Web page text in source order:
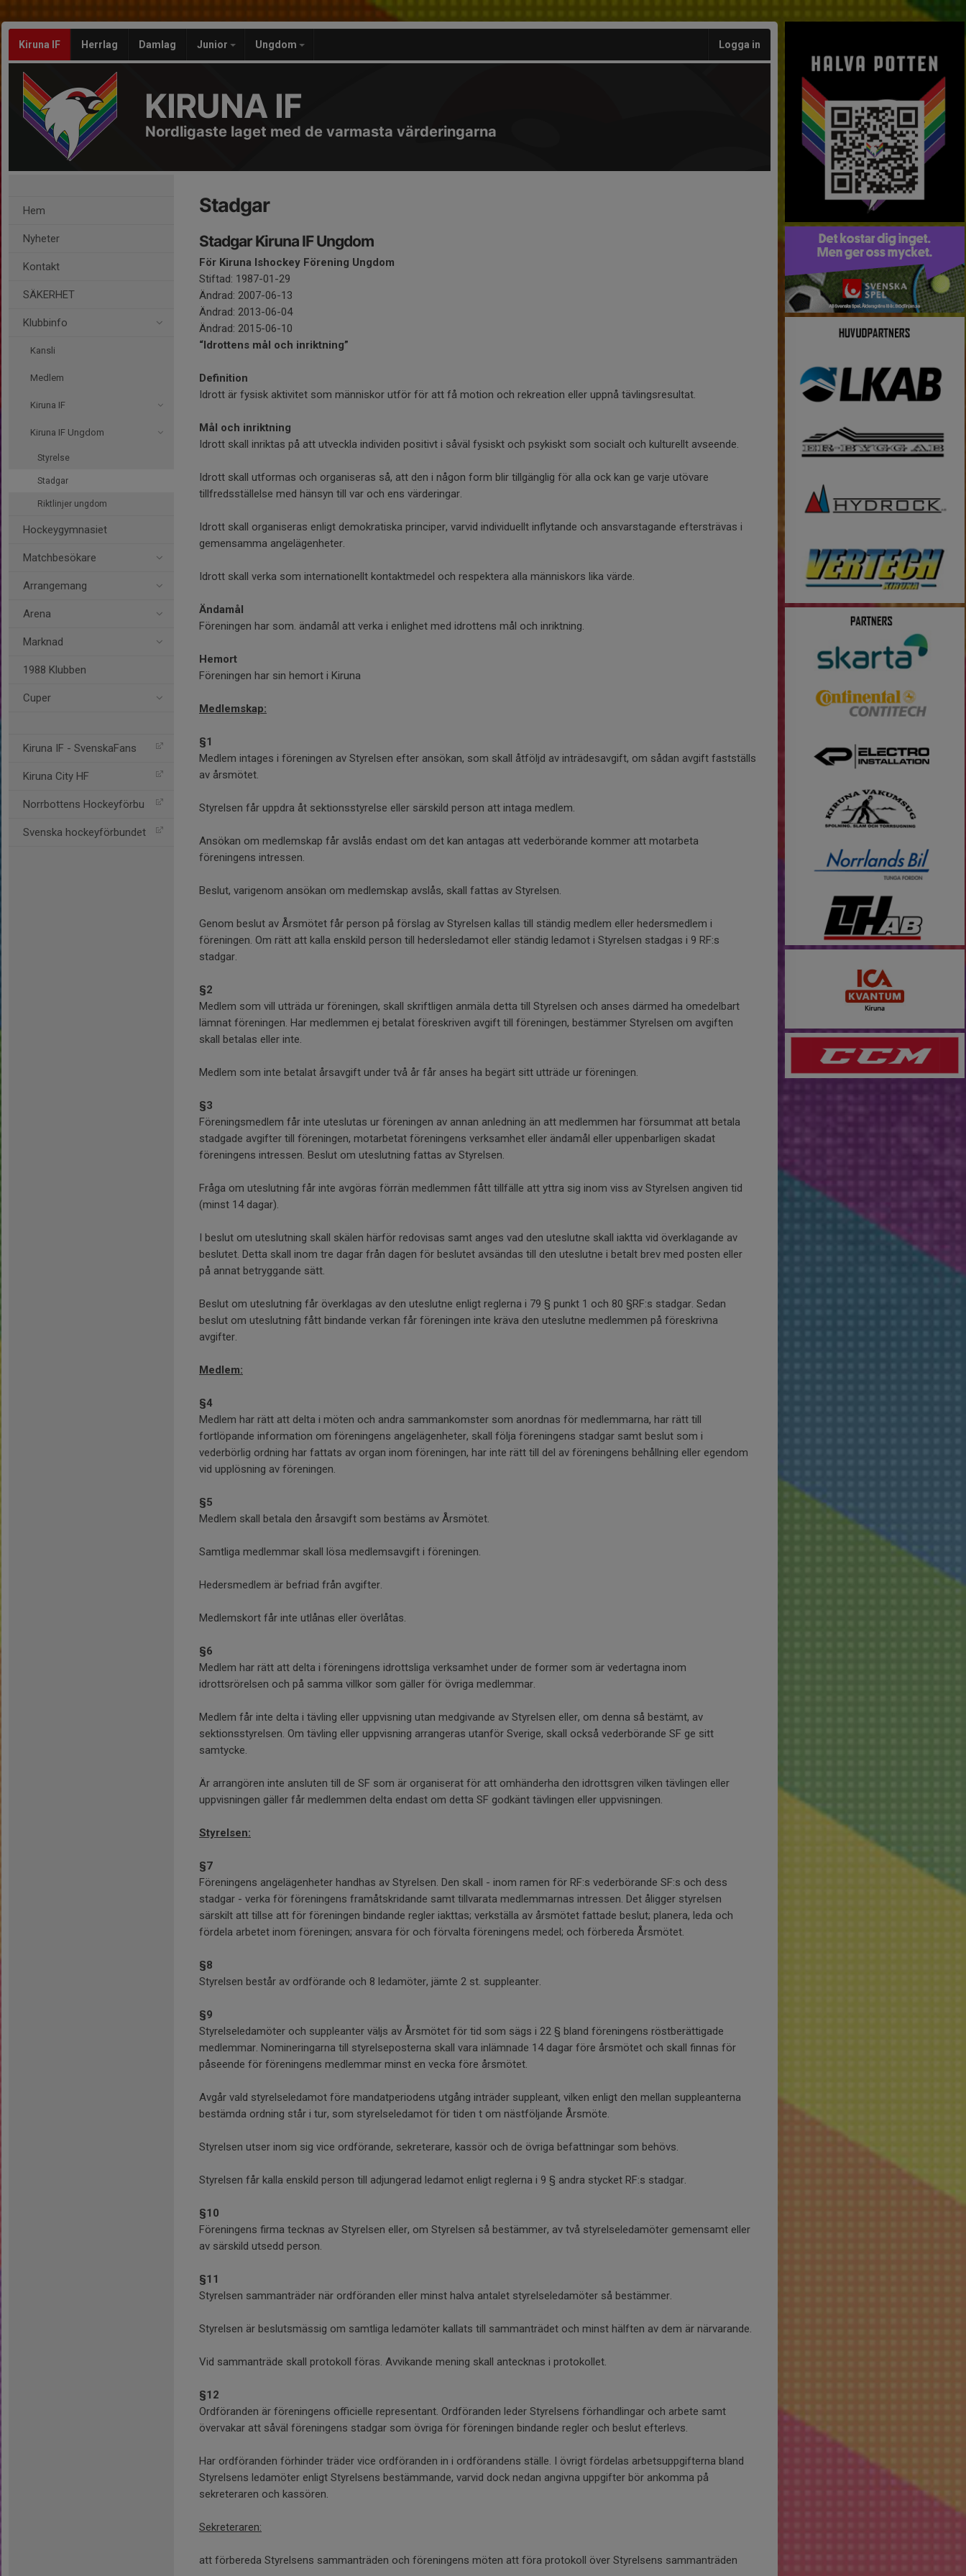
Kiruna IF Herrlag Damlag Junior Ungdom Logga in
KIRUNA IF
Nordligaste laget med de varmasta värderingarna
Hem
Nyheter
Kontakt
SÄKERHET
Klubbinfo
Kansli
Medlem
Kiruna IF
Kiruna IF Ungdom
Styrelse
Stadgar
Riktlinjer ungdom
Hockeygymnasiet
Matchbesökare
Arrangemang
Arena
Marknad
1988 Klubben
Cuper
Kiruna IF - SvenskaFans
Kiruna City HF
Norrbottens Hockeyförbu
Svenska hockeyförbundet
Stadgar
Stadgar Kiruna IF Ungdom
För Kiruna Ishockey Förening Ungdom
Stiftad: 1987-01-29
Ändrad: 2007-06-13
Ändrad: 2013-06-04
Ändrad: 2015-06-10
“Idrottens mål och inriktning”
Definition
Idrott är fysisk aktivitet som människor utför för att få motion och rekreation eller uppnå tävlingsresultat.
Mål och inriktning
Idrott skall inriktas på att utveckla individen positivt i såväl fysiskt och psykiskt som socialt och kulturellt avseende.
Idrott skall utformas och organiseras så, att den i någon form blir tillgänglig för alla ock kan ge varje utövare
tillfredsställelse med hänsyn till var och ens värderingar.
Idrott skall organiseras enligt demokratiska principer, varvid individuellt inflytande och ansvarstagande eftersträvas i
gemensamma angelägenheter.
Idrott skall verka som internationellt kontaktmedel och respektera alla människors lika värde.
Ändamål
Föreningen har som. ändamål att verka i enlighet med idrottens mål och inriktning.
Hemort
Föreningen har sin hemort i Kiruna
Medlemskap:
§1
Medlem intages i föreningen av Styrelsen efter ansökan, som skall åtföljd av inträdesavgift, om sådan avgift fastställs
av årsmötet.
Styrelsen får uppdra åt sektionsstyrelse eller särskild person att intaga medlem.
Ansökan om medlemskap får avslås endast om det kan antagas att vederbörande kommer att motarbeta
föreningens intressen.
Beslut, varigenom ansökan om medlemskap avslås, skall fattas av Styrelsen.
Genom beslut av Årsmötet får person på förslag av Styrelsen kallas till ständig medlem eller hedersmedlem i
föreningen. Om rätt att kalla enskild person till hedersledamot eller ständig ledamot i Styrelsen stadgas i 9 RF:s
stadgar.
§2
Medlem som vill utträda ur föreningen, skall skriftligen anmäla detta till Styrelsen och anses därmed ha omedelbart
lämnat föreningen. Har medlemmen ej betalat föreskriven avgift till föreningen, bestämmer Styrelsen om avgiften
skall betalas eller inte.
Medlem som inte betalat årsavgift under två år får anses ha begärt sitt utträde ur föreningen.
§3
Föreningsmedlem får inte uteslutas ur föreningen av annan anledning än att medlemmen har försummat att betala
stadgade avgifter till föreningen, motarbetat föreningens verksamhet eller ändamål eller uppenbarligen skadat
föreningens intressen. Beslut om uteslutning fattas av Styrelsen.
Fråga om uteslutning får inte avgöras förrän medlemmen fått tillfälle att yttra sig inom viss av Styrelsen angiven tid
(minst 14 dagar).
I beslut om uteslutning skall skälen härför redovisas samt anges vad den uteslutne skall iaktta vid överklagande av
beslutet. Detta skall inom tre dagar från dagen för beslutet avsändas till den uteslutne i betalt brev med posten eller
på annat betryggande sätt.
Beslut om uteslutning får överklagas av den uteslutne enligt reglerna i 79 § punkt 1 och 80 §RF:s stadgar. Sedan
beslut om uteslutning fått bindande verkan får föreningen inte kräva den uteslutne medlemmen på föreskrivna
avgifter.
Medlem:
§4
Medlem har rätt att delta i möten och andra sammankomster som anordnas för medlemmarna, har rätt till
fortlöpande information om föreningens angelägenheter, skall följa föreningens stadgar samt beslut som i
vederbörlig ordning har fattats av organ inom föreningen, har inte rätt till del av föreningens behållning eller egendom
vid upplösning av föreningen.
§5
Medlem skall betala den årsavgift som bestäms av Årsmötet.
Samtliga medlemmar skall lösa medlemsavgift i föreningen.
Hedersmedlem är befriad från avgifter.
Medlemskort får inte utlånas eller överlåtas.
§6
Medlem har rätt att delta i föreningens idrottsliga verksamhet under de former som är vedertagna inom
idrottsrörelsen och på samma villkor som gäller för övriga medlemmar.
Medlem får inte delta i tävling eller uppvisning utan medgivande av Styrelsen eller, om denna så bestämt, av
sektionsstyrelsen. Om tävling eller uppvisning arrangeras utanför Sverige, skall också vederbörande SF ge sitt
samtycke.
Är arrangören inte ansluten till de SF som är organiserat för att omhänderha den idrottsgren vilken tävlingen eller
uppvisningen gäller får medlemmen delta endast om detta SF godkänt tävlingen eller uppvisningen.
Styrelsen:
§7
Föreningens angelägenheter handhas av Styrelsen. Den skall - inom ramen för RF:s vederbörande SF:s och dess
stadgar - verka för föreningens framåtskridande samt tillvarata medlemmarnas intressen. Det åligger styrelsen
särskilt att tillse att för föreningen bindande regler iakttas; verkställa av årsmötet fattade beslut; planera, leda och
fördela arbetet inom föreningen; ansvara för och förvalta föreningens medel; och förbereda Årsmötet.
§8
Styrelsen består av ordförande och 8 ledamöter, jämte 2 st. suppleanter.
§9
Styrelseledamöter och suppleanter väljs av Årsmötet för tid som sägs i 22 § bland föreningens röstberättigade
medlemmar. Nomineringarna till styrelseposterna skall vara inlämnade 14 dagar före årsmötet och skall finnas för
påseende för föreningens medlemmar minst en vecka före årsmötet.
Avgår vald styrelseledamot före mandatperiodens utgång inträder suppleant, vilken enligt den mellan suppleanterna
bestämda ordning står i tur, som styrelseledamot för tiden t om nästföljande Årsmöte.
Styrelsen utser inom sig vice ordförande, sekreterare, kassör och de övriga befattningar som behövs.
Styrelsen får kalla enskild person till adjungerad ledamot enligt reglerna i 9 § andra stycket RF:s stadgar.
§10
Föreningens firma tecknas av Styrelsen eller, om Styrelsen så bestämmer, av två styrelseledamöter gemensamt eller
av särskild utsedd person.
§11
Styrelsen sammanträder när ordföranden eller minst halva antalet styrelseledamöter så bestämmer.
Styrelsen är beslutsmässig om samtliga ledamöter kallats till sammanträdet och minst hälften av dem är närvarande.
Vid sammanträde skall protokoll föras. Avvikande mening skall antecknas i protokollet.
§12
Ordföranden är föreningens officielle representant. Ordföranden leder Styrelsens förhandlingar och arbete samt
övervakar att såväl föreningens stadgar som övriga för föreningen bindande regler och beslut efterlevs.
Har ordföranden förhinder träder vice ordföranden in i ordförandens ställe. I övrigt fördelas arbetsuppgifterna bland
Styrelsens ledamöter enligt Styrelsens bestämmande, varvid dock nedan angivna uppgifter bör ankomma på
sekreteraren och kassören.
Sekreteraren:
att förbereda Styrelsens sammanträden och föreningens möten att föra protokoll över Styrelsens sammanträden